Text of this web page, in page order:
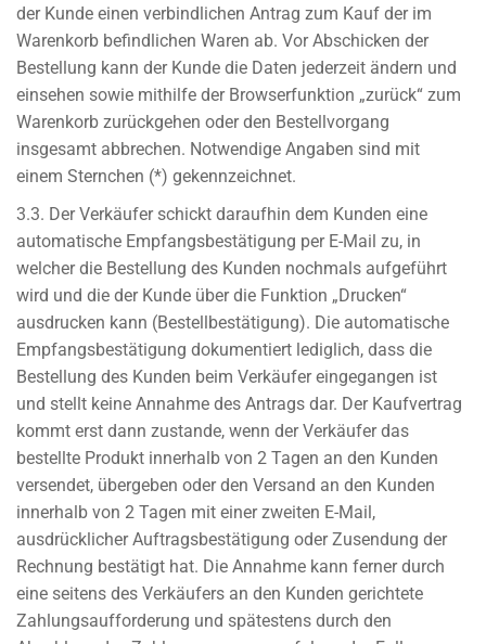
der Kunde einen verbindlichen Antrag zum Kauf der im
Warenkorb befindlichen Waren ab. Vor Abschicken der
Bestellung kann der Kunde die Daten jederzeit ändern und
einsehen sowie mithilfe der Browserfunktion „zurück“ zum
Warenkorb zurückgehen oder den Bestellvorgang
insgesamt abbrechen. Notwendige Angaben sind mit
einem Sternchen (*) gekennzeichnet.
3.3. Der Verkäufer schickt daraufhin dem Kunden eine
automatische Empfangsbestätigung per E-Mail zu, in
welcher die Bestellung des Kunden nochmals aufgeführt
wird und die der Kunde über die Funktion „Drucken“
ausdrucken kann (Bestellbestätigung). Die automatische
Empfangsbestätigung dokumentiert lediglich, dass die
Bestellung des Kunden beim Verkäufer eingegangen ist
und stellt keine Annahme des Antrags dar. Der Kaufvertrag
kommt erst dann zustande, wenn der Verkäufer das
bestellte Produkt innerhalb von 2 Tagen an den Kunden
versendet, übergeben oder den Versand an den Kunden
innerhalb von 2 Tagen mit einer zweiten E-Mail,
ausdrücklicher Auftragsbestätigung oder Zusendung der
Rechnung bestätigt hat. Die Annahme kann ferner durch
eine seitens des Verkäufers an den Kunden gerichtete
Zahlungsaufforderung und spätestens durch den